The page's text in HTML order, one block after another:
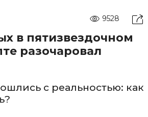
9528
в пятизвездочном
разочаровал
с реальностью: как